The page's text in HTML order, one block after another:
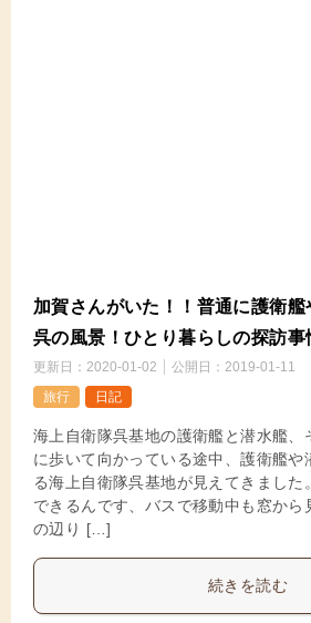
加賀さんがいた！！普通に護衛
呉の風景！ひとり暮らしの探訪事
更新日： 2020-01-02 公開日： 2019-01-11
旅行
日記
海上自衛隊呉基地の護衛艦と潜水艦、
に歩いて向かっている途中、護衛艦や
る海上自衛隊呉基地が見えてきました
できるんです、バスで移動中も窓から
の辺り […]
続きを読む